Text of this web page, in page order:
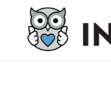
Casino En Ligne
Casino En Ligne France